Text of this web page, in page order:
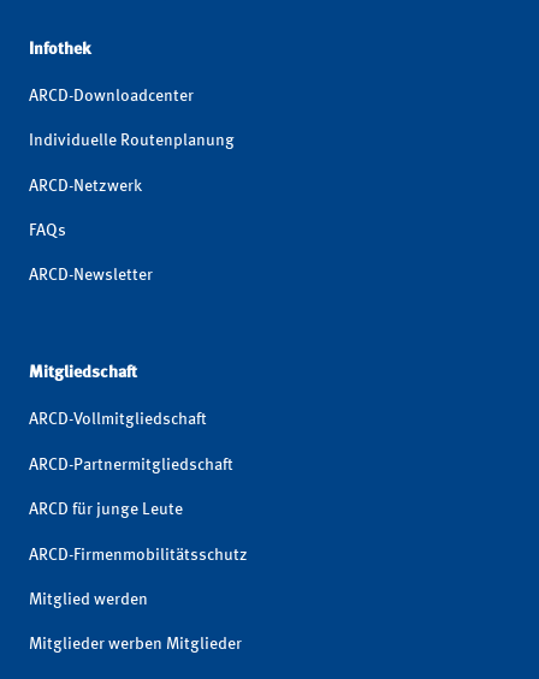
Infothek
ARCD-Downloadcenter
Individuelle Routenplanung
ARCD-Netzwerk
FAQs
ARCD-Newsletter
Mitgliedschaft
ARCD-Vollmitgliedschaft
ARCD-Partnermitgliedschaft
ARCD für junge Leute
ARCD-Firmenmobilitätsschutz
Mitglied werden
Mitglieder werben Mitglieder